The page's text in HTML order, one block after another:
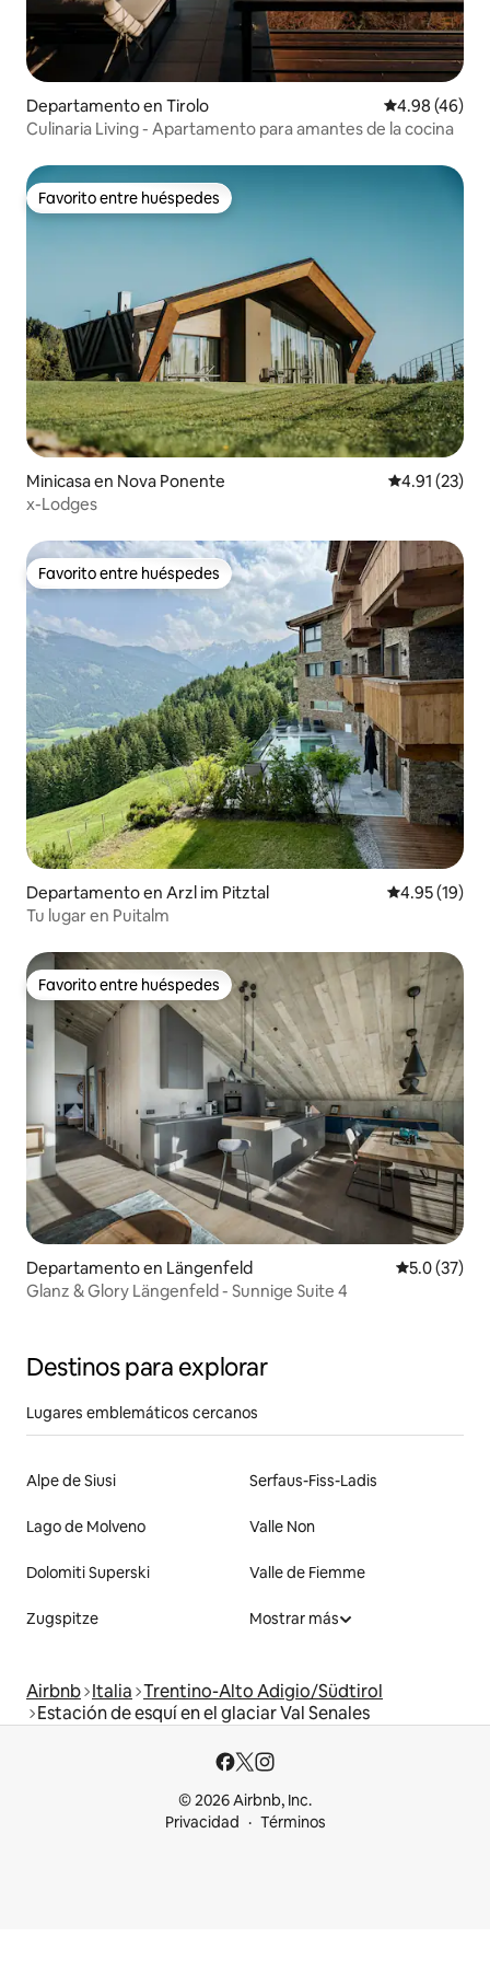
Departamento en Tirolo Calificación
4.98 (46)
Culinaria Living - Apartamento para amantes de la cocina
Favorito entre huéspedes
Favorito entre huéspedes
Minicasa en Nova Ponente Calificación
4.91 (23)
x-Lodges
Favorito entre huéspedes
Favorito entre huéspedes
Departamento en Arzl im Pitztal Calificación
4.95 (19)
Tu lugar en Puitalm
Favorito entre huéspedes
Favorito entre huéspedes
Departamento en Längenfeld Calificación
5.0 (37)
Glanz & Glory Längenfeld - Sunnige Suite 4
Destinos para explorar
Lugares emblemáticos cercanos
Alpe de Siusi Serfaus-Fiss-Ladis
Lago de Molveno Valle Non
Dolomiti Superski Valle de Fiemme
Zugspitze Mostrar más
Airbnb Italia Trentino-Alto Adigio/Südtirol
Estación de esquí en el glaciar Val Senales
© 2026 Airbnb, Inc.
Privacidad
Términos